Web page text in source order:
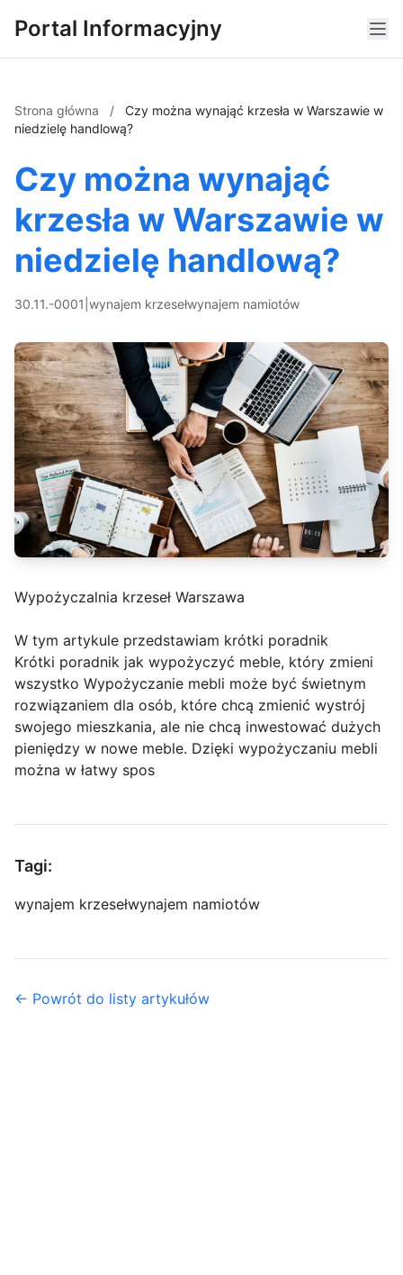
Portal Informacyjny
Strona główna /
Czy można wynająć krzesła w Warszawie w
niedzielę handlową?
Czy można wynająć
krzesła w Warszawie w
niedzielę handlową?
30.11.-0001 wynajem krzesełwynajem namiotów
Wypożyczalnia krzeseł Warszawa
W tym artykule przedstawiam krótki poradnik
Krótki poradnik jak wypożyczyć meble, który zmieni
wszystko Wypożyczanie mebli może być świetnym
rozwiązaniem dla osób, które chcą zmienić wystrój
swojego mieszkania, ale nie chcą inwestować dużych
pieniędzy w nowe meble. Dzięki wypożyczaniu mebli
można w łatwy spos
Tagi:
wynajem krzesełwynajem namiotów
← Powrót do listy artykułów